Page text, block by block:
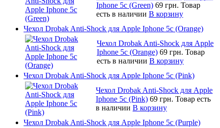
Iphone 5c (Green) 69 грн. Товар
есть в наличии В корзину
Чехол Drobak Anti-Shock для Apple Iphone 5c (Orange)
Чехол Drobak Anti-Shock для Apple
Iphone 5c (Orange) 69 грн. Товар
есть в наличии В корзину
Чехол Drobak Anti-Shock для Apple Iphone 5c (Pink)
Чехол Drobak Anti-Shock для Apple
Iphone 5c (Pink) 69 грн. Товар есть
в наличии В корзину
Чехол Drobak Anti-Shock для Apple Iphone 5c (Purple)